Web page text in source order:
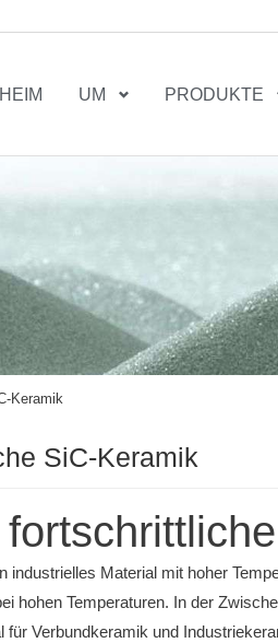
HEIM UM PRODUKTE
Keramik
SiC-Keramik
Material mit hoher
hohen Temperaturen. In der
Verbundkeramik und